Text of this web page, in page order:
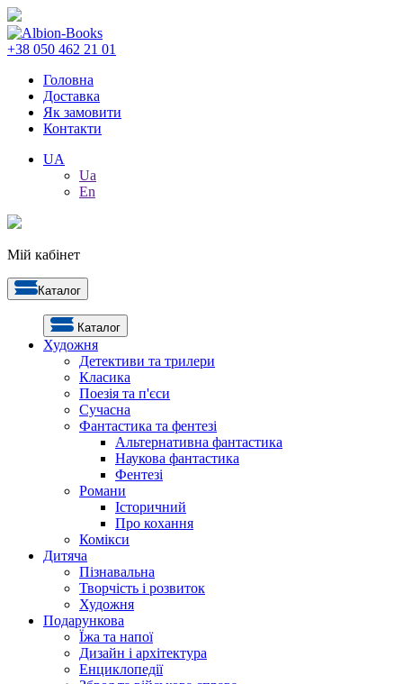
+38 050 462 21 01
Головна
Доставка
Як замовити
Контакти
UA
Ua
En
Мій кабінет
Каталог
Каталог
Художня
Детективи та трилери
Класика
Поезія та п'єси
Сучасна
Фантастика та фентезі
Альтернативна фантастика
Наукова фантастика
Фентезі
Романи
Історичний
Про кохання
Комікси
Дитяча
Пізнавальна
Творчість і розвиток
Художня
Подарункова
Їжа та напої
Дизайн і архітектура
Енциклопедії